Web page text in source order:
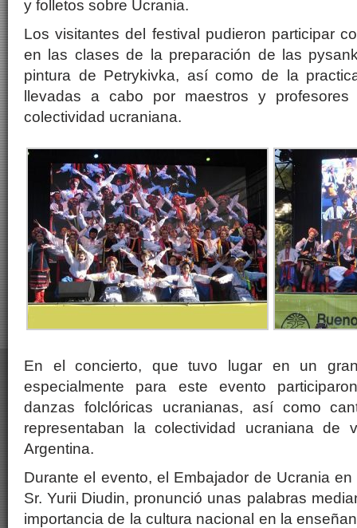
y folletos sobre Ucrania.
Los visitantes del festival pudieron participar
en las clases de la preparación de las
pintura de Petrykivka, así como de la
llevadas a cabo por maestros y
colectividad ucraniana.
En el concierto, que tuvo lugar en un
especialmente para este evento
danzas folclóricas ucranianas, así como
representaban la colectividad ucraniana de
Argentina.
Durante el evento, el Embajador de Ucrania
Sr. Yurii Diudin, pronunció unas palabras
importancia de la cultura nacional en la